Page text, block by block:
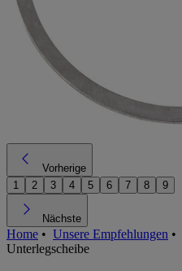
Vorherige
1
2 3 4 5 6 7 8 9
Nächste
Home • Unsere Empfehlungen •
Unterlegscheibe